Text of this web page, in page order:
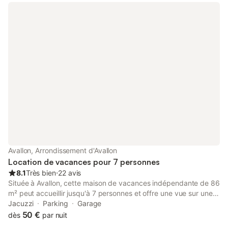
Avallon, Arrondissement d'Avallon
Location de vacances pour 7 personnes
8.1Très bien⋅22 avis
Située à Avallon, cette maison de vacances indépendante de 86
m² peut accueillir jusqu'à 7 personnes et offre une vue sur une
rue calme. La propriété se trouve à 2,5 km du centre-ville et
d'Avallon, tandis que la gare et les transports en commun sont
Jacuzzi Parking
Garage
dès 50 € par nuit